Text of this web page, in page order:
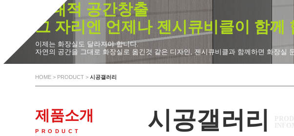
시대적 공간창출
그 자리엔 언제나 젠시큐비클이 함께
이제는 화장실도 달라져야 합니다.
자연의 공간을 그대로 화장실로 옮긴것 같은 디자인, 젠시큐비클과 함께하면 화장실
HOME > PRODUCT > 시공갤러리
제품소개
PRODUCT 시공갤러리